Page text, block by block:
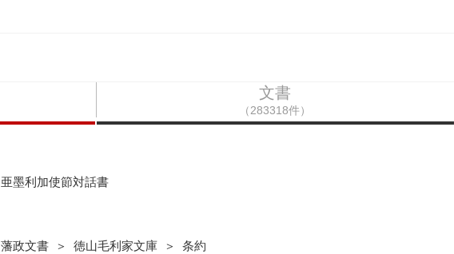
文書
（283318件）
亜墨利加使節対話書
藩政文書 ＞ 徳山毛利家文庫 ＞ 条約